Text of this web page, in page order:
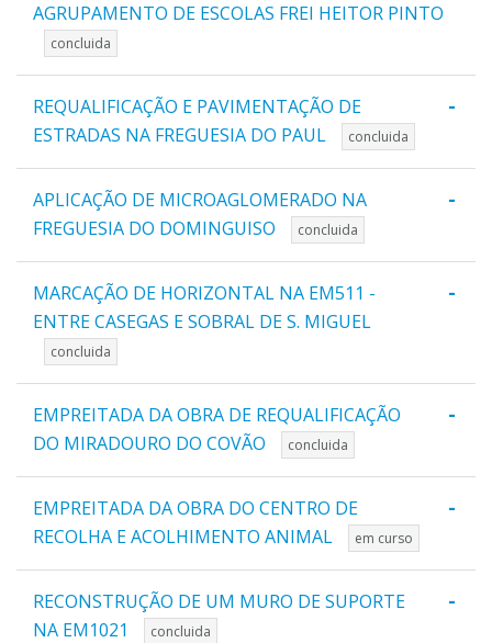
AGRUPAMENTO DE ESCOLAS FREI HEITOR PINTO
concluida
-
REQUALIFICAÇÃO E PAVIMENTAÇÃO DE
ESTRADAS NA FREGUESIA DO PAUL
concluida
-
APLICAÇÃO DE MICROAGLOMERADO NA
FREGUESIA DO DOMINGUISO
concluida
-
MARCAÇÃO DE HORIZONTAL NA EM511 -
ENTRE CASEGAS E SOBRAL DE S. MIGUEL
concluida
-
EMPREITADA DA OBRA DE REQUALIFICAÇÃO
DO MIRADOURO DO COVÃO
concluida
-
EMPREITADA DA OBRA DO CENTRO DE
RECOLHA E ACOLHIMENTO ANIMAL
em curso
-
RECONSTRUÇÃO DE UM MURO DE SUPORTE
NA EM1021
concluida